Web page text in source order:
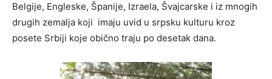
Belgije, Engleske, Španije, Izraela, Švajcarske i iz mnogih
drugih zemalja koji imaju uvid u srpsku kulturu kroz
posete Srbiji koje obično traju po desetak dana.